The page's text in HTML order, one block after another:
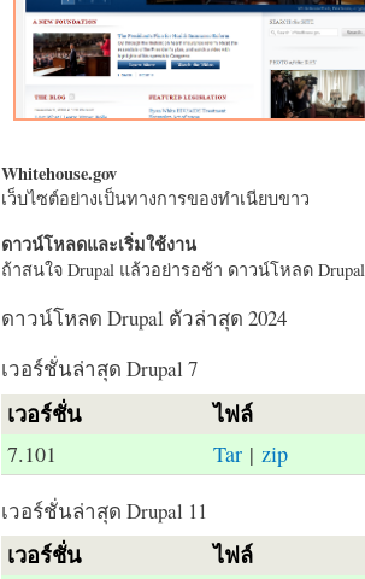
Whitehouse.gov
เว็บไซต์อย่างเป็นทางการของทำเนียบขาว
ดาวน์โหลดและเริ่มใช้งาน
ถ้าสนใจ Drupal แล้วอย่ารอช้า ดาวน์โหลด
ดาวน์โหลด Drupal ตัวล่าสุด 2024
เวอร์ชั่นล่าสุด Drupal 7
เวอร์ชั่น ไฟล์
7.101 Tar| zip
เวอร์ชั่นล่าสุด Drupal 11
เวอร์ชั่น ไฟล์